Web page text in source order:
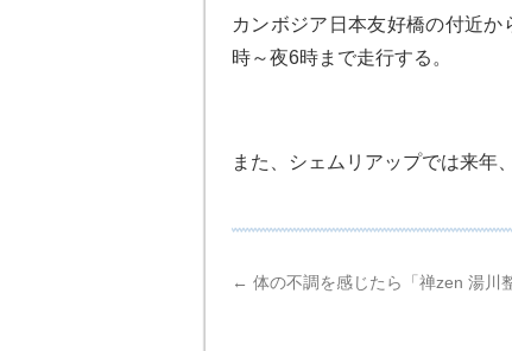
カンボジア日本友好橋の付近
時～夜6時まで走行する。
また、シェムリアップでは来年
← 体の不調を感じたら「禅zen 湯川